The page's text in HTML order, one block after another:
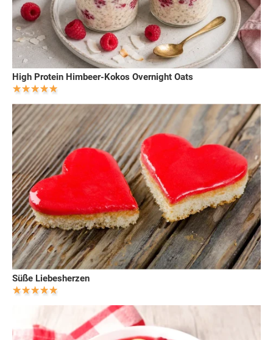
High Protein Himbeer-Kokos Overnight Oats
Süße Liebesherzen